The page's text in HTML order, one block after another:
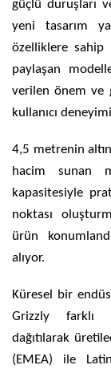
güçlü duruşları
yeni tasarım
özelliklere sahip
paylaşan
verilen önem ve
kullanıcı
4,5 metrenin
hacim sunan
kapasitesiyle
noktası
ürün
alıyor.
Küresel bir
Grizzly farklı
dağıtılarak
(EMEA) ile